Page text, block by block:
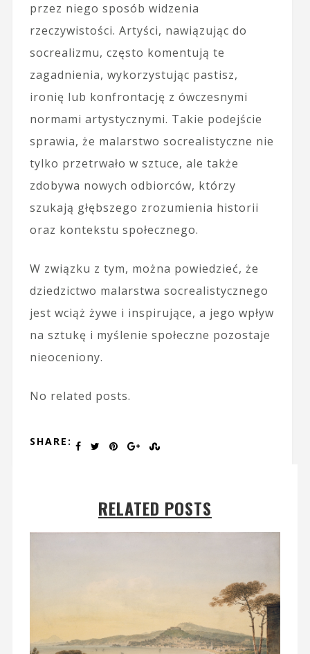
przez niego sposób widzenia
rzeczywistości. Artyści, nawiązując do
socrealizmu, często komentują te
zagadnienia, wykorzystując pastisz,
ironię lub konfrontację z ówczesnymi
normami artystycznymi. Takie podejście
sprawia, że malarstwo socrealistyczne nie
tylko przetrwało w sztuce, ale także
zdobywa nowych odbiorców, którzy
szukają głębszego zrozumienia historii
oraz kontekstu społecznego.
W związku z tym, można powiedzieć, że
dziedzictwo malarstwa socrealistycznego
jest wciąż żywe i inspirujące, a jego wpływ
na sztukę i myślenie społeczne pozostaje
nieoceniony.
No related posts.
SHARE:
RELATED POSTS